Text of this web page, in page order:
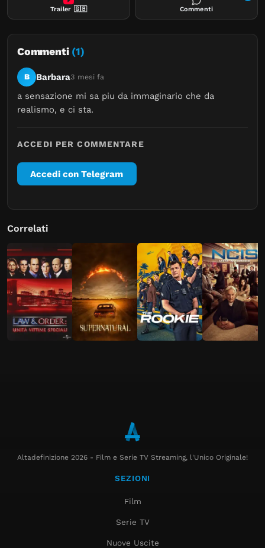
Trailer 🇬🇧 Commenti
Commenti (1)
B Barbara3 mesi fa
a sensazione mi sa piu da immaginario che da
realismo, e ci sta.
ACCEDI PER COMMENTARE
Accedi con Telegram
Correlati
Altadefinizione 2026 - Film e Serie TV Streaming, l'Unico Originale!
SEZIONI
Film
Serie TV
Nuove Uscite